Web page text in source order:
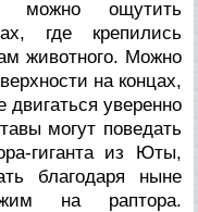
можно ощутить
где крепились
животного. Можно
на концах,
уверенно
могут поведать
гиганта из Юты,
благодаря ныне
на раптора.